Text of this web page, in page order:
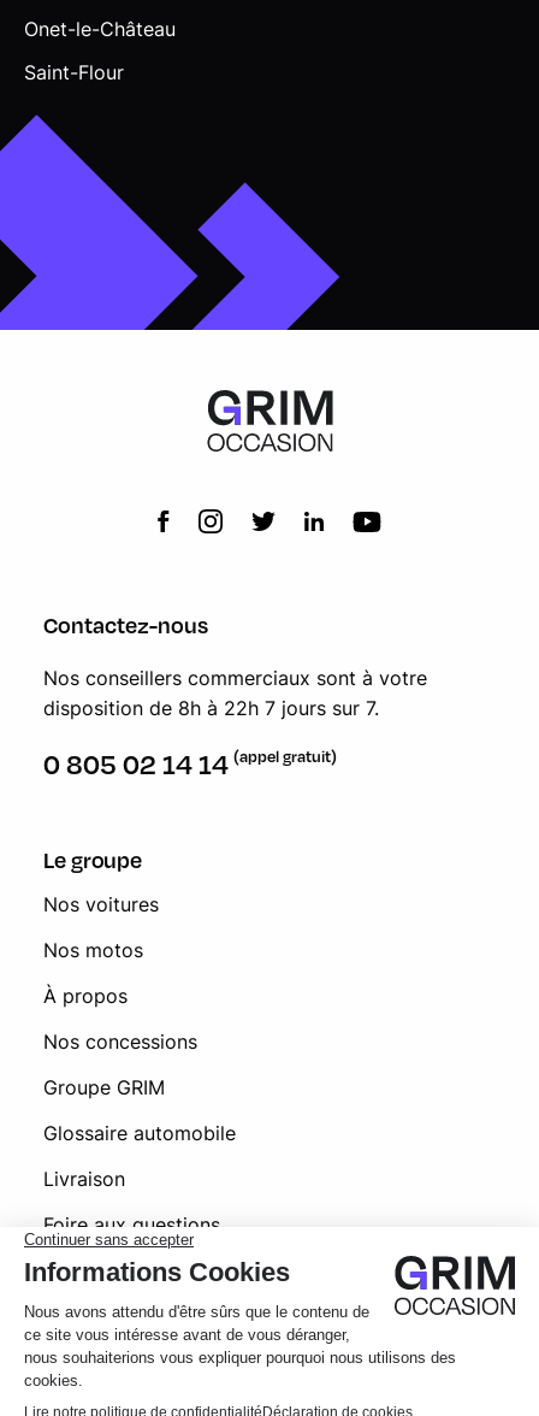
Onet-le-Château
Saint-Flour
Contactez-nous
Nos conseillers commerciaux sont à votre
disposition de 8h à 22h 7 jours sur 7.
0 805 02 14 14 (appel gratuit)
Le groupe
Nos voitures
Nos motos
À propos
Nos concessions
Groupe GRIM
Glossaire automobile
Livraison
Foire aux questions
© 2026 Grim Occasion